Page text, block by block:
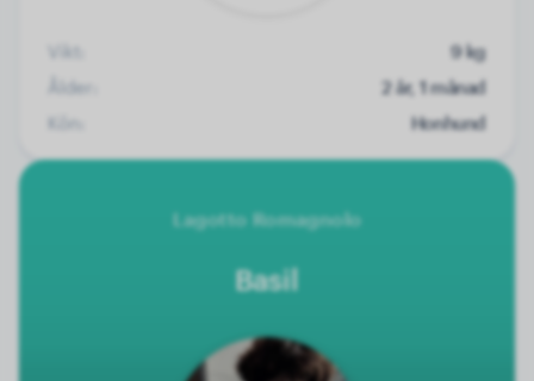
Vikt:
9 kg
Ålder:
2 år, 1 månad
Kön:
Honhund
Lagotto Romagnolo
Basil